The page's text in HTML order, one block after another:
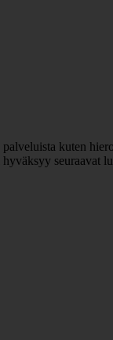
kuten
seuraavat